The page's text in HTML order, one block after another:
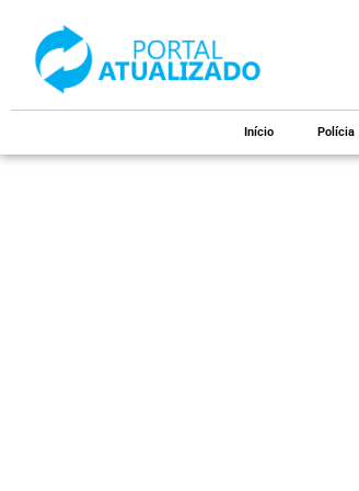
Início Polícia